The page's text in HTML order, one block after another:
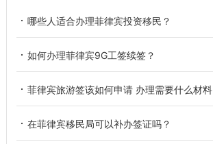
哪些人适合办理菲律宾投资移民？
如何办理菲律宾9G工签续签？
菲律宾旅游签该如何申请 办理需要什么材料
在菲律宾移民局可以补办签证吗？